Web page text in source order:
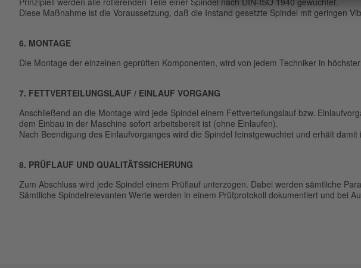
Diese Maßnahme ist die Voraussetzung, daß die Instand gesetzte Spindel mit geringen
6. MONTAGE
Die Montage der einzelnen geprüften Komponenten, wird von jedem Techniker in
7. FETTVERTEILUNGSLAUF / EINLAUF VORGANG
Anschließend an die Montage wird jede Spindel einem Fettverteilungslauf bzw.
dem Einbau in der Maschine sofort arbeitsbereit ist (ohne Einlaufen).
Nach Beendigung des Einlaufvorganges wird die Spindel feinstgewuchtet und erhält
8. PRÜFLAUF UND QUALITÄTSSICHERUNG
Zum Abschluss wird jede Spindel einem Prüflauf unterzogen. Dabei werden sämtliche
Sämtliche Spindelrelevanten Werte werden in einem Prüfprotokoll dokumentiert und bei